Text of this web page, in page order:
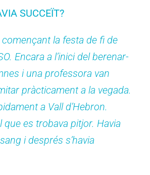
SUCCEÏT?
la festa de fi de
Encara a l’inici del berenar-
i una professora van
pràcticament a la vegada.
a Vall d’Hebron.
que es trobava pitjor. Havia
i després s’havia